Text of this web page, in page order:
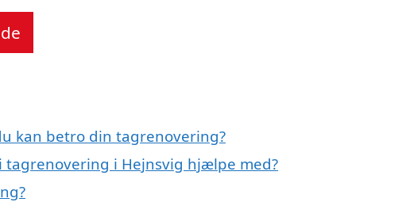
kan betro din tagrenovering?
tagrenovering i Hejnsvig hjælpe med?